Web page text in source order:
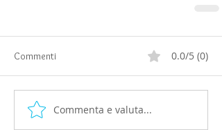
Commenti 0.0/5 (0)
Commenta e valuta...